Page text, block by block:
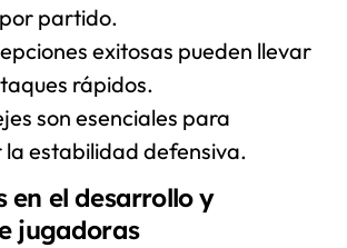
partido.
exitosas pueden llevar
rápidos.
son esenciales para
estabilidad defensiva.
en el desarrollo y
jugadoras